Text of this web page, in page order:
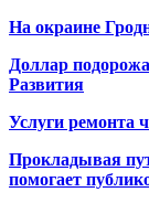
На окраине
Доллар
Развития
Услуги ремонта
Прокладывая
помогает